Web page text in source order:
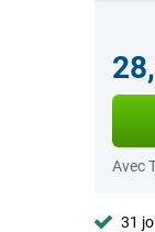
Avec
31